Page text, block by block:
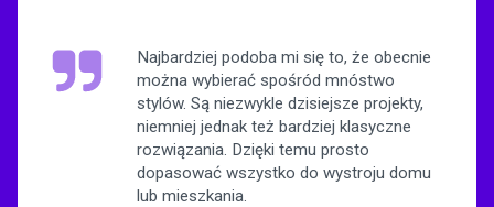
Najbardziej podoba mi się to, że obecnie
można wybierać spośród mnóstwo
stylów. Są niezwykle dzisiejsze projekty,
niemniej jednak też bardziej klasyczne
rozwiązania. Dzięki temu prosto
dopasować wszystko do wystroju domu
lub mieszkania.